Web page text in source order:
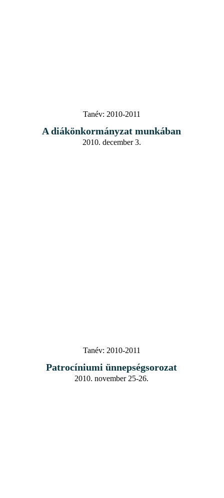
Tanév: 2010-2011
A diákönkormányzat munkában
2010. december 3.
Tanév: 2010-2011
Patrocíniumi ünnepségsorozat
2010. november 25-26.